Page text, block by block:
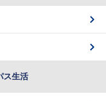
ス生活